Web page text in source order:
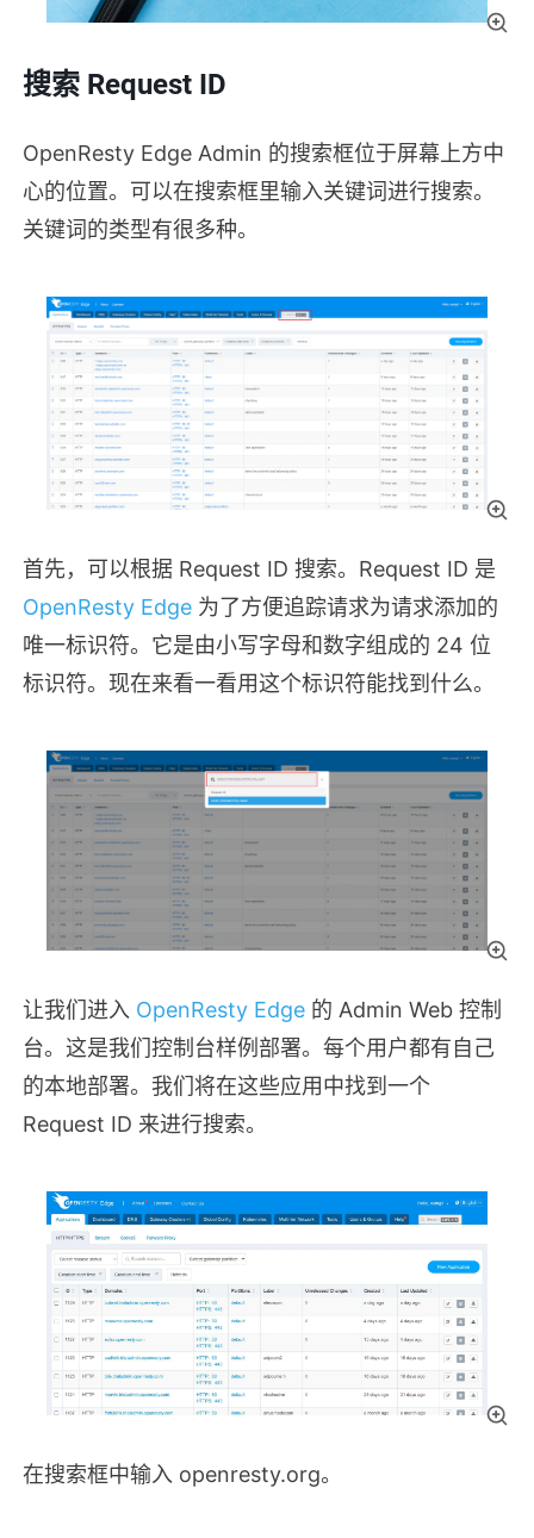
搜索 Request ID
OpenResty Edge Admin 的搜索框位于屏幕上方中
心的位置。可以在搜索框里输入关键词进行搜索。
关键词的类型有很多种。
首先，可以根据 Request ID 搜索。Request ID 是
OpenResty Edge 为了方便追踪请求为请求添加的
唯一标识符。它是由小写字母和数字组成的 24 位
标识符。现在来看一看用这个标识符能找到什么。
让我们进入 OpenResty Edge 的 Admin Web 控制
台。这是我们控制台样例部署。每个用户都有自己
的本地部署。我们将在这些应用中找到一个
Request ID 来进行搜索。
在搜索框中输入 openresty.org。